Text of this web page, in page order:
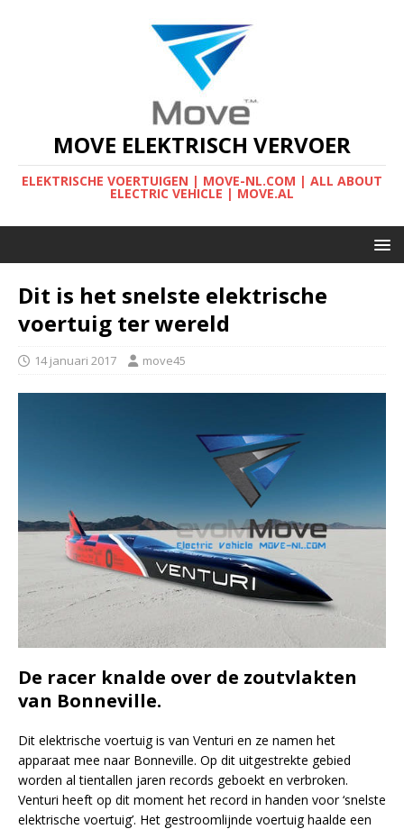
MOVE ELEKTRISCH VERVOER
ELEKTRISCHE VOERTUIGEN | MOVE-NL.COM | ALL ABOUT
ELECTRIC VEHICLE | MOVE.AL
Dit is het snelste elektrische
voertuig ter wereld
14 januari 2017 move45
De racer knalde over de zoutvlakten
van Bonneville.
Dit elektrische voertuig is van Venturi en ze namen het
apparaat mee naar Bonneville. Op dit uitgestrekte gebied
worden al tientallen jaren records geboekt en verbroken.
Venturi heeft op dit moment het record in handen voor ‘snelste
elektrische voertuig’. Het gestroomlijnde voertuig haalde een